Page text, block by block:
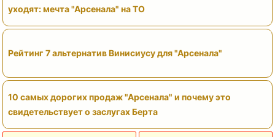
уходят: мечта "Арсенала" на ТО
Рейтинг 7 альтернатив Винисиусу для "Арсенала"
10 самых дорогих продаж "Арсенала" и почему это
свидетельствует о заслугах Берта